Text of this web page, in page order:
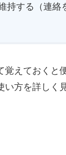
持する（連絡
覚えておくと
い方を詳しく